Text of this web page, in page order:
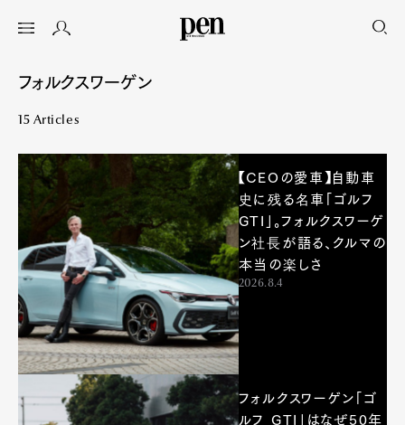
フォルクスワーゲン
15 Articles
【CEOの愛車】自動車
史に残る名車「ゴルフ
GTI」。フォルクスワーゲ
ン社長が語る、クルマの
本当の楽しさ
2026.8.4
フォルクスワーゲン「ゴ
ルフ GTI」はなぜ50年